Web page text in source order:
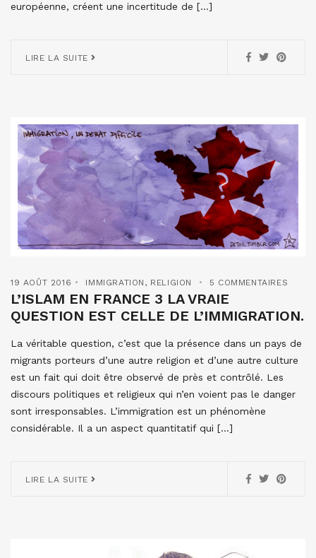
européenne, créent une incertitude de […]
LIRE LA SUITE
19 AOÛT 2016 IMMIGRATION , RELIGION 5 COMMENTAIRES
L’ISLAM EN FRANCE 3 LA VRAIE
QUESTION EST CELLE DE L’IMMIGRATION.
La véritable question, c’est que la présence dans un pays de
migrants porteurs d’une autre religion et d’une autre culture
est un fait qui doit être observé de près et contrôlé. Les
discours politiques et religieux qui n’en voient pas le danger
sont irresponsables. L’immigration est un phénomène
considérable. Il a un aspect quantitatif qui […]
LIRE LA SUITE